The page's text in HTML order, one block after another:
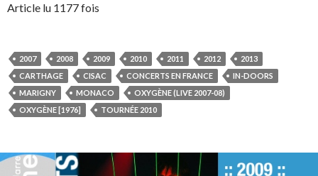
Article lu 1177 fois
2007 2008 2009 2010 2011 2012
2013
CARTHAGE
CISAC CONCERTS EN FRANCE
IN-DOORS
MARIGNY
MONACO
OXYGÈNE (LIVE 2007-08)
OXYGÈNE [1976]
TOURNÉE 2010